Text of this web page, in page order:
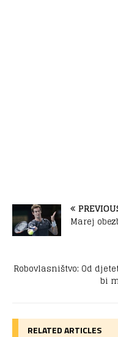
Marej
Robovlasništvo: Od
bi
RELATED ARTICLES